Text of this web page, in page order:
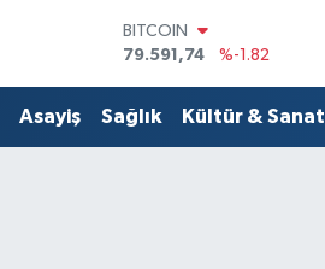
DOLAR
45,43620
%0.02
STERLİN
61,60380
%0.18
Asayiş Sağlık Kültür & Sanat